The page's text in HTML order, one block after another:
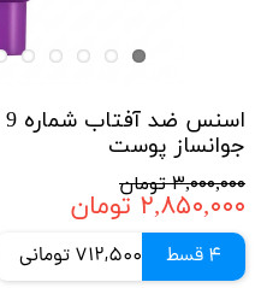
جوانساز پوست
۳,۰۰۰,۰۰۰ تومان
۲,۸۵۰,۰۰۰ تومان
4 قسط 712,500 تومانی